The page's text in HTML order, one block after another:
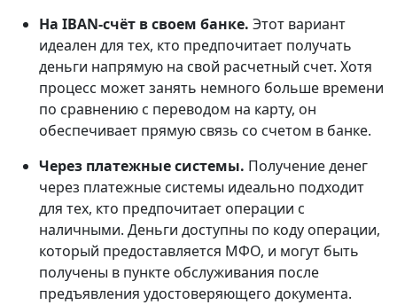
На IBAN-счёт в своем банке. Этот вариант
идеален для тех, кто предпочитает получать
деньги напрямую на свой расчетный счет. Хотя
процесс может занять немного больше времени
по сравнению с переводом на карту, он
обеспечивает прямую связь со счетом в банке.
Через платежные системы. Получение денег
через платежные системы идеально подходит
для тех, кто предпочитает операции с
наличными. Деньги доступны по коду операции,
который предоставляется МФО, и могут быть
получены в пункте обслуживания после
предъявления удостоверяющего документа.